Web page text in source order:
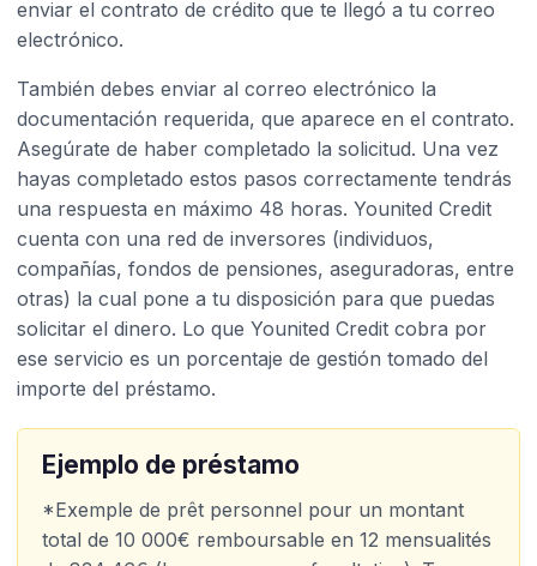
enviar el contrato de crédito que te llegó a tu correo
electrónico.
También debes enviar al correo electrónico la
documentación requerida, que aparece en el contrato.
Asegúrate de haber completado la solicitud. Una vez
hayas completado estos pasos correctamente tendrás
una respuesta en máximo 48 horas. Younited Credit
cuenta con una red de inversores (individuos,
compañías, fondos de pensiones, aseguradoras, entre
otras) la cual pone a tu disposición para que puedas
solicitar el dinero. Lo que Younited Credit cobra por
ese servicio es un porcentaje de gestión tomado del
importe del préstamo.
Ejemplo de préstamo
*Exemple de prêt personnel pour un montant
total de 10 000€ remboursable en 12 mensualités